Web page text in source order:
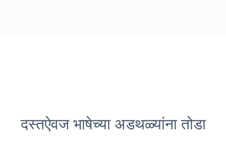
दस्तऐवज भाषेच्या अडथळ्यांना तोडा